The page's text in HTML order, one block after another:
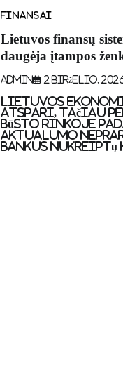
FINANSAI
Lietuvos finansų
daugėja įtampos
Admin 2 Birželio,
Lietuvos
atspari, tačiau
būsto rinkoje
Aktualumo
bankus